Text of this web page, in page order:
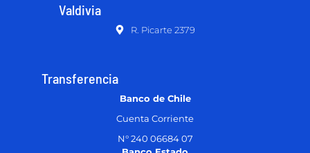
Valdivia
R. Picarte 2379
Transferencia
Banco de Chile
Cuenta Corriente
N° 240 06684 07